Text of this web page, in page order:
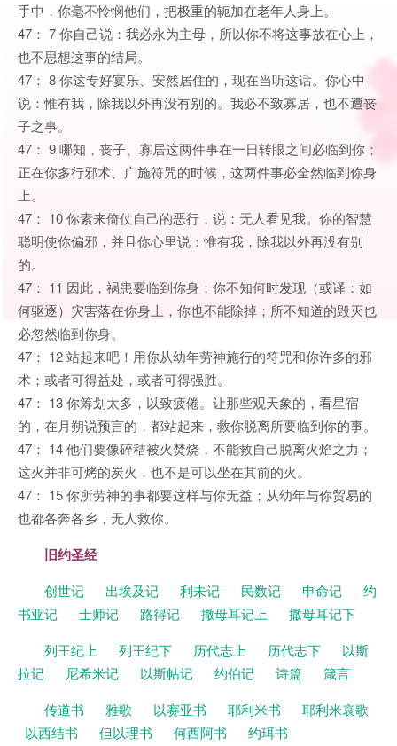
手中，你毫不怜悯他们，把极重的轭加在老年人身上。
47： 7 你自己说：我必永为主母，所以你不将这事放在心上，
也不思想这事的结局。
47： 8 你这专好宴乐、安然居住的，现在当听这话。你心中
说：惟有我，除我以外再没有别的。我必不致寡居，也不遭丧
子之事。
47： 9 哪知，丧子、寡居这两件事在一日转眼之间必临到你；
正在你多行邪术、广施符咒的时候，这两件事必全然临到你身
上。
47： 10 你素来倚仗自己的恶行，说：无人看见我。你的智慧
聪明使你偏邪，并且你心里说：惟有我，除我以外再没有别
的。
47： 11 因此，祸患要临到你身；你不知何时发现（或译：如
何驱逐）灾害落在你身上，你也不能除掉；所不知道的毁灭也
必忽然临到你身。
47： 12 站起来吧！用你从幼年劳神施行的符咒和你许多的邪
术；或者可得益处，或者可得强胜。
47： 13 你筹划太多，以致疲倦。让那些观天象的，看星宿
的，在月朔说预言的，都站起来，救你脱离所要临到你的事。
47： 14 他们要像碎秸被火焚烧，不能救自己脱离火焰之力；
这火并非可烤的炭火，也不是可以坐在其前的火。
47： 15 你所劳神的事都要这样与你无益；从幼年与你贸易的
也都各奔各乡，无人救你。
旧约圣经
创世记 出埃及记 利未记 民数记 申命记
约
书亚记
士师记 路得记 撒母耳记上
撒母耳记下
列王纪上
列王纪下 历代志上 历代志下
以斯
拉记
尼希米记 以斯帖记 约伯记 诗篇
箴言
传道书
雅歌 以赛亚书 耶利米书
耶利米哀歌
以西结书
但以理书 何西阿书
约珥书